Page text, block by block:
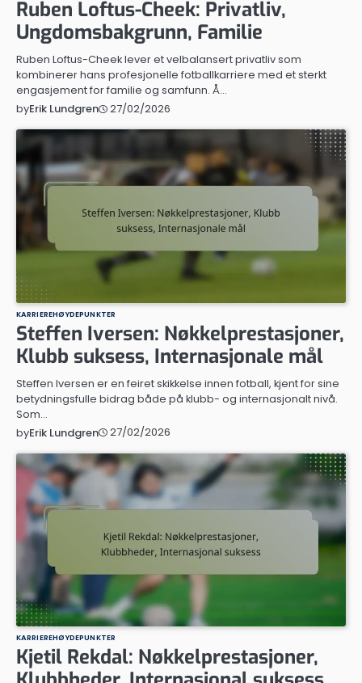
Ruben Loftus-Cheek: Privatliv,
Ungdomsbakgrunn, Familie
Ruben Loftus-Cheek lever et velbalansert privatliv som
kombinerer hans profesjonelle fotballkarriere med et sterkt
engasjement for familie og samfunn. Å…
byErik Lundgren 27/02/2026
KARRIEREHØYDEPUNKTER
Steffen Iversen: Nøkkelprestasjoner,
Klubb suksess, Internasjonale mål
Steffen Iversen er en feiret skikkelse innen fotball, kjent for sine
betydningsfulle bidrag både på klubb- og internasjonalt nivå.
Som…
byErik Lundgren 27/02/2026
KARRIEREHØYDEPUNKTER
Kjetil Rekdal: Nøkkelprestasjoner,